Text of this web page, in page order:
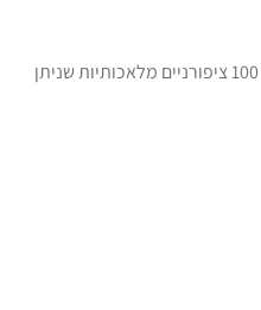
היא מגיעה עם סט שלם של 100 ציפורניים מלאכותיות שניתן